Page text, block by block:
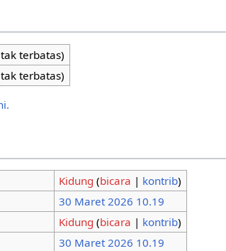
terbatas)
terbatas)
Kidung (bicara | kontrib)
30 Maret 2026 10.19
Kidung (bicara | kontrib)
30 Maret 2026 10.19